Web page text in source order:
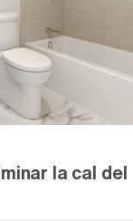
la cal del